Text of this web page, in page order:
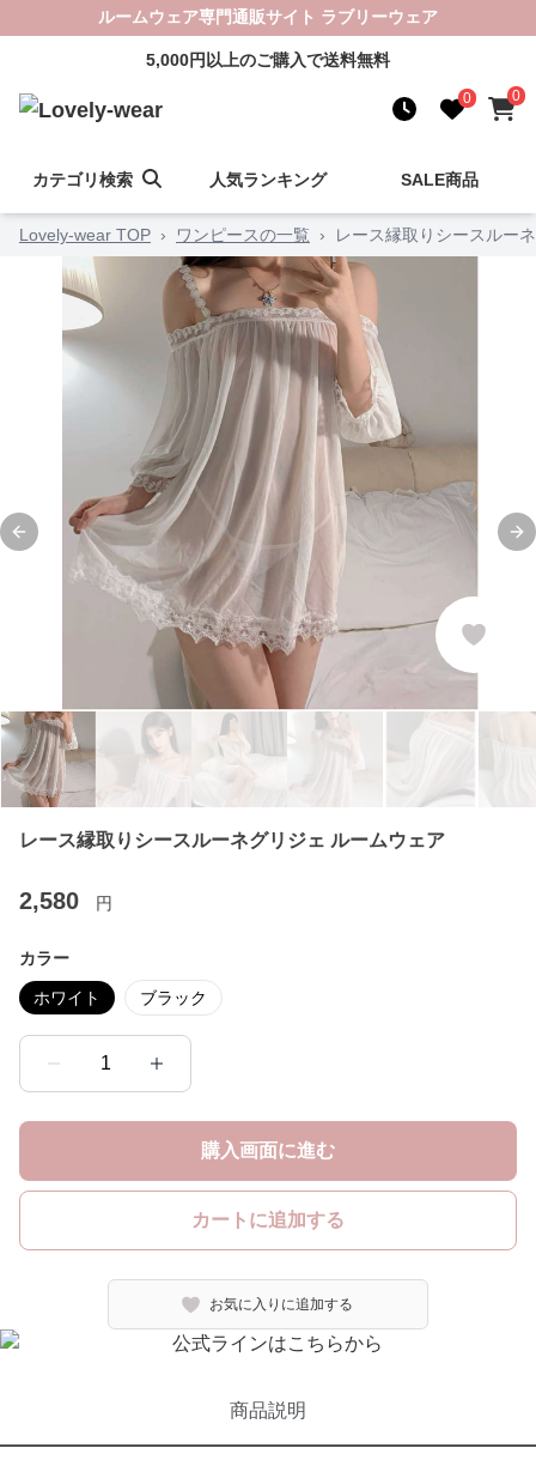
ルームウェア専門通販サイト ラブリーウェア
5,000円以上のご購入で送料無料
0 0
カテゴリ検索 人気ランキング SALE商品
Lovely-wear TOP › ワンピースの一覧 › レース縁取りシースルー
Previous slide
レース縁取りシースルーネグリジェ ルームウェア
2,580 円
カラー
ホワイト ブラック
1
購入画面に進む
カートに追加する
お気に入りに追加する
商品説明